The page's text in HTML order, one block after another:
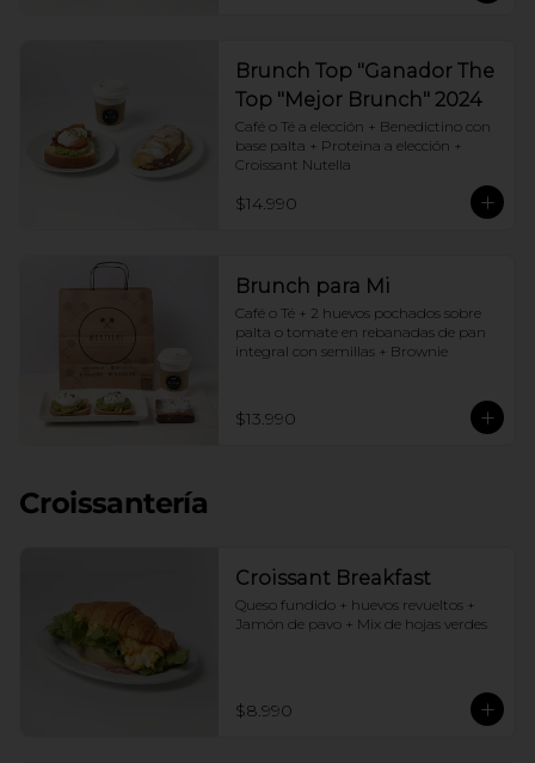
Brunch Top "Ganador The
Top "Mejor Brunch" 2024
Café o Té a elección + Benedictino con
base palta + Proteina a elección +
Croissant Nutella
$14.990
Brunch para Mi
Café o Té + 2 huevos pochados sobre
palta o tomate en rebanadas de pan
integral con semillas + Brownie
$13.990
Croissantería
Croissant Breakfast
Queso fundido + huevos revueltos +
Jamón de pavo + Mix de hojas verdes
$8.990